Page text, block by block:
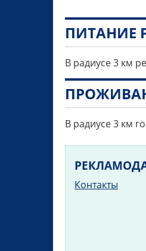
ПИТАНИЕ
В радиусе 3 км
В радиусе 3 км
Контакты